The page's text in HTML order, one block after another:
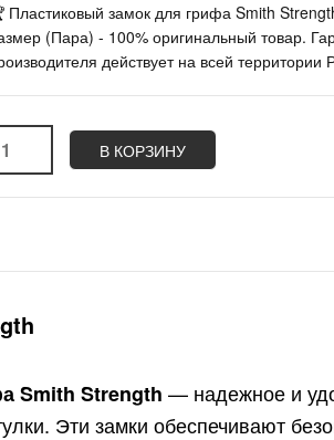
Пластиковый замок для грифа Smith
(Пара) - 100% оригинальный товар.
действует на всей территории
В КОРЗИНУ
Smith Strength — надежное и
Эти замки обеспечивают